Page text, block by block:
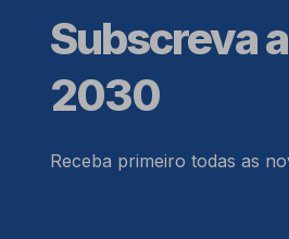
Subscreva
2030
Receba primeiro todas as